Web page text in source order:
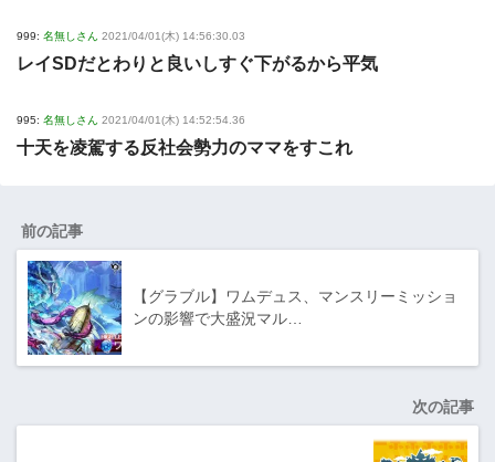
999: 名無しさん 2021/04/01(木) 14:56:30.03
レイSDだとわりと良いしすぐ下がるから平気
995: 名無しさん 2021/04/01(木) 14:52:54.36
十天を凌駕する反社会勢力のママをすこれ
前の記事
【グラブル】ワムデュス、マンスリーミッショ
ンの影響で大盛況マル…
次の記事